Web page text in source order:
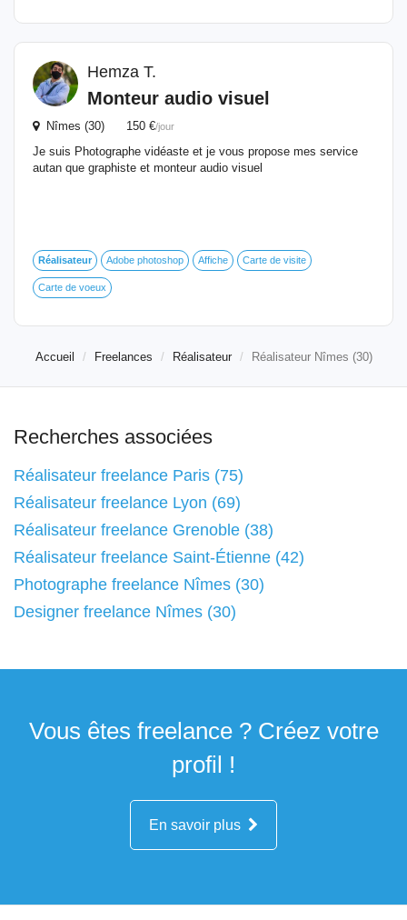
Hemza T.
Monteur audio visuel
Nîmes (30) 150 €/jour
Je suis Photographe vidéaste et je vous propose mes service
autan que graphiste et monteur audio visuel
Réalisateur Adobe photoshop Affiche Carte de visite
Carte de voeux
Accueil Freelances Réalisateur Réalisateur Nîmes (30)
Recherches associées
Réalisateur freelance Paris (75)
Réalisateur freelance Lyon (69)
Réalisateur freelance Grenoble (38)
Réalisateur freelance Saint-Étienne (42)
Photographe freelance Nîmes (30)
Designer freelance Nîmes (30)
Vous êtes freelance ? Créez votre
profil !
En savoir plus